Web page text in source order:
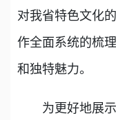
对我省特色文化
作全面系统的梳
和独特魅力。
为更好地展示